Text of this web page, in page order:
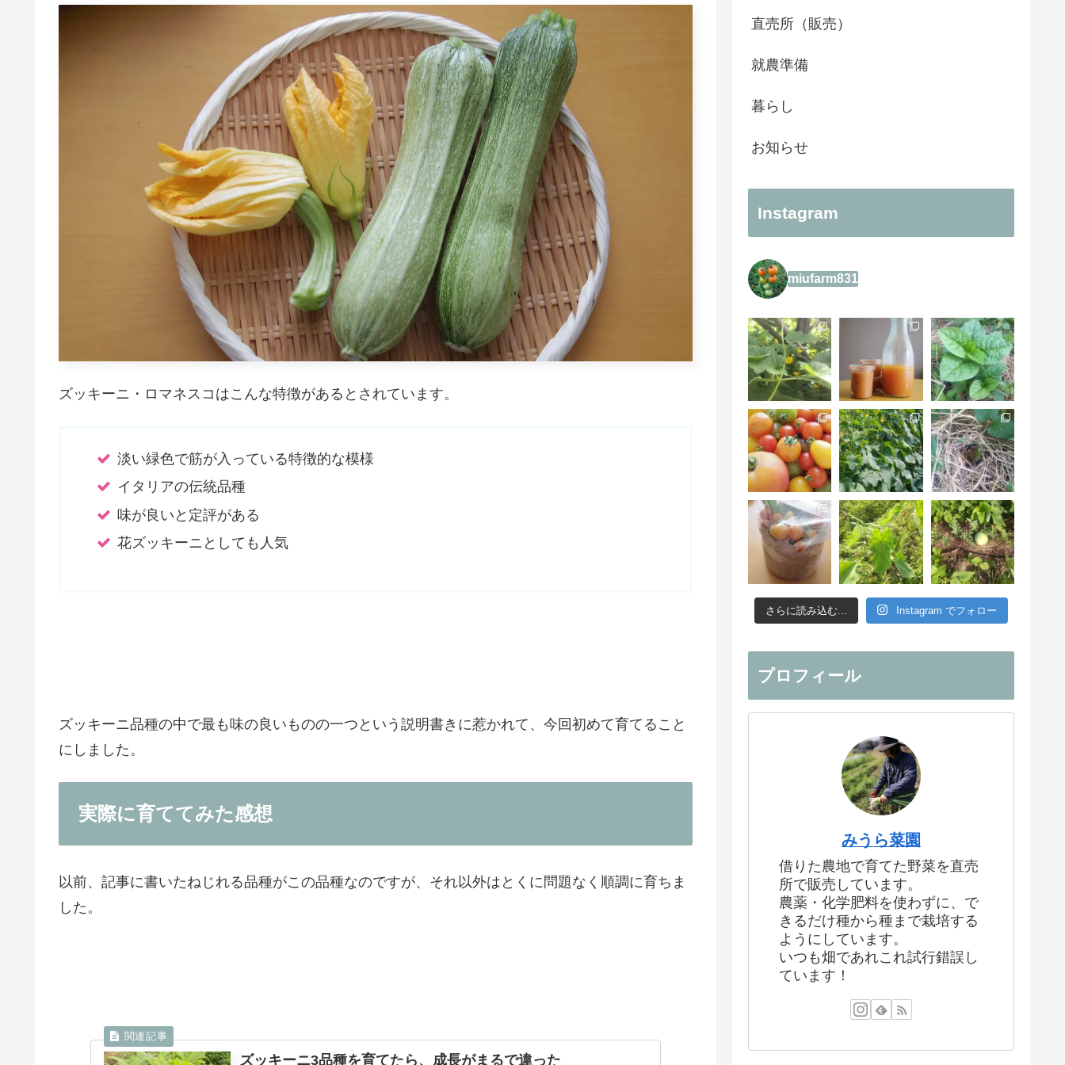
ズッキーニ・ロマネスコはこんな特徴があるとされています。
淡い緑色で筋が入っている特徴的な模様
イタリアの伝統品種
味が良いと定評がある
花ズッキーニとしても人気
ズッキーニ品種の中で最も味の良いものの一つという説明書きに惹かれて、今回初めて育てること
にしました。
実際に育ててみた感想
以前、記事に書いたねじれる品種がこの品種なのですが、それ以外はとくに問題なく順調に育ちま
した。
ズッキーニ3品種を育てたら、成長がまるで違った
直売所（販売）
就農準備
暮らし
お知らせ
Instagram
miufarm831
さらに読み込む... Instagram でフォロー
プロフィール
みうら菜園
借りた農地で育てた野菜を直売
所で販売しています。
農薬・化学肥料を使わずに、で
きるだけ種から種まで栽培する
ようにしています。
いつも畑であれこれ試行錯誤し
ています！